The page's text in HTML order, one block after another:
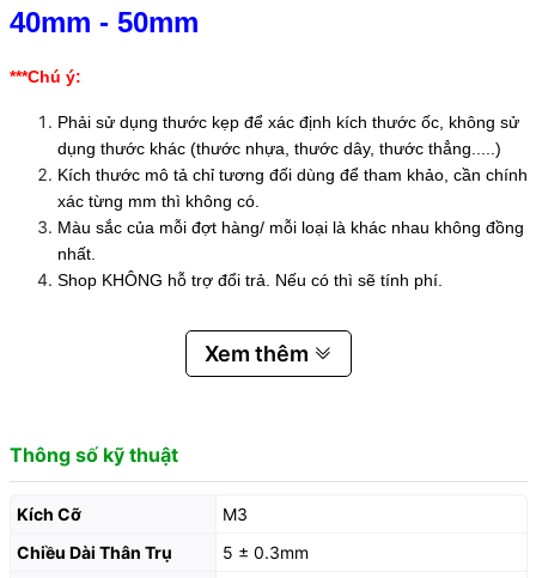
40mm - 50mm
***Chú ý:
Phải sử dụng thước kẹp để xác định kích thước ốc, không sử
dụng thước khác (thước nhựa, thước dây, thước thẳng.....)
Kích thước mô tả chỉ tương đối dùng để tham khảo, cần chính
xác từng mm thì không có.
Màu sắc của mỗi đợt hàng/ mỗi loại là khác nhau không đồng
nhất.
Shop KHÔNG hỗ trợ đổi trả. Nếu có thì sẽ tính phí.
Xem thêm
Thông số kỹ thuật
Kích Cỡ
M3
Chiều Dài Thân Trụ
5 ± 0.3mm